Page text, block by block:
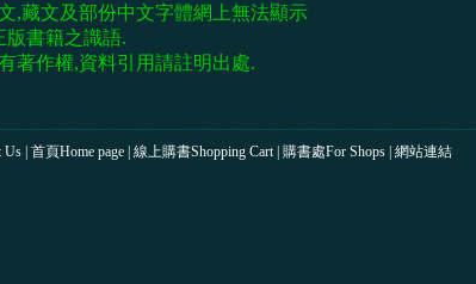
,藏文及部份中文字體網上無法顯示
版書籍之識語.
著作權,資料引用請註明出處.
Us| 首頁Home page| 線上購書Shopping Cart| 購書處For Shops| 網站連結